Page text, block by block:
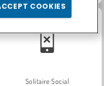
Solitaire Social
COOKIES